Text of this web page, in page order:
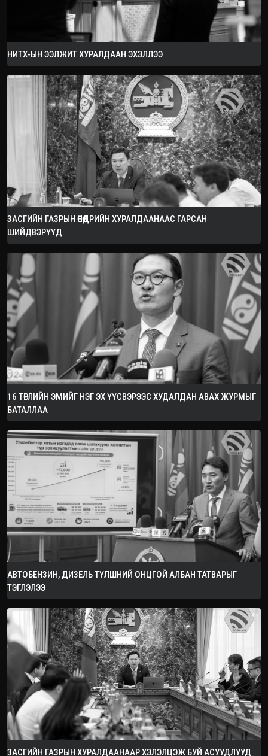
НИТХ-ЫН ЭЭЛЖИТ ХУРАЛДААН ЭХЭЛЛЭЭ
ЗАСГИЙН ГАЗРЫН ӨНӨӨДРИЙН ХУРАЛДААНААС ГАРСАН
ШИЙДВЭРҮҮД
16 ТӨРЛИЙН ЭМИЙГ НЭГ ЭХ ҮҮСВЭРЭЭС ХУДАЛДАН АВАХ ЖУРМЫГ
БАТАЛЛАА
АВТОБЕНЗИН, ДИЗЕЛЬ ТҮЛШНИЙ ОНЦГОЙ АЛБАН ТАТВАРЫГ
ТЭГЛЭЛЭЭ
ЗАСГИЙН ГАЗРЫН ХУРАЛДААНААР ХЭЛЭЛЦЭЖ БУЙ АСУУДЛУУД